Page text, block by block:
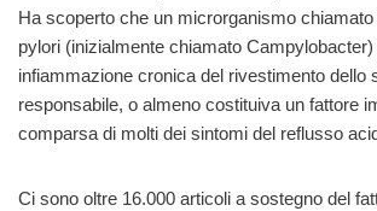
Ha scoperto che un microrganismo
pylori (inizialmente chiamato
infiammazione cronica del rivestimento dello
responsabile, o almeno costituiva un fattore
comparsa di molti dei sintomi del reflusso
Ci sono oltre 16.000 articoli a sostegno del